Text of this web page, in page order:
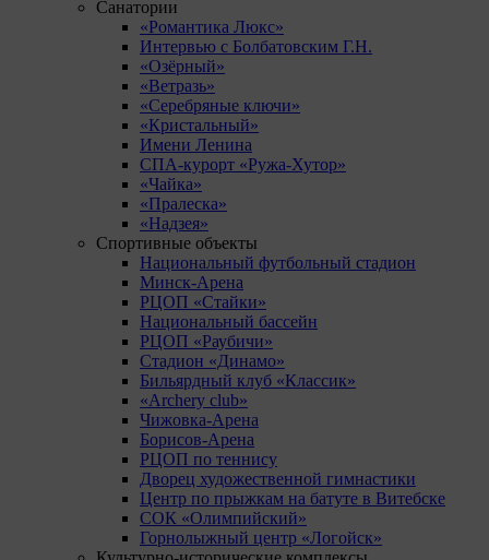
Санатории
«Романтика Люкс»
Интервью с Болбатовским Г.Н.
«Озёрный»
«Ветразь»
«Серебряные ключи»
«Кристальный»
Имени Ленина
СПА-курорт «Ружа-Хутор»
«Чайка»
«Пралеска»
«Надзея»
Спортивные объекты
Национальный футбольный стадион
Минск-Арена
РЦОП «Стайки»
Национальный бассейн
РЦОП «Раубичи»
Стадион «Динамо»
Бильярдный клуб «Классик»
«Archery club»
Чижовка-Арена
Борисов-Арена
РЦОП по теннису
Дворец художественной гимнастики
Центр по прыжкам на батуте в Витебске
СОК «Олимпийский»
Горнолыжный центр «Логойск»